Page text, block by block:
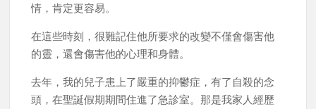
情，肯定更容易。
在這些時刻，很難記住他所要求的改變不僅會傷害他
的靈，還會傷害他的心理和身體。
去年，我的兒子患上了嚴重的抑鬱症，有了自殺的念
頭，在聖誕假期期間住進了急診室。那是我家人經歷